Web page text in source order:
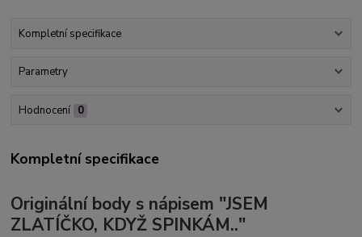
Kompletní specifikace
Parametry
Hodnocení 0
Kompletní specifikace
Originální body s nápisem "JSEM
ZLATÍČKO, KDYŽ SPINKÁM.."